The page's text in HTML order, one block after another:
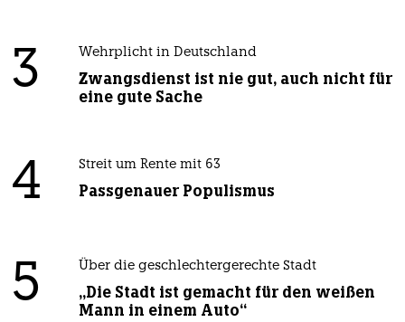
3 Wehrplicht in Deutschland
Zwangsdienst ist nie gut, auch nicht für
eine gute Sache
4 Streit um Rente mit 63
Passgenauer Populismus
5 Über die geschlechtergerechte Stadt
„Die Stadt ist gemacht für den weißen
Mann in einem Auto“